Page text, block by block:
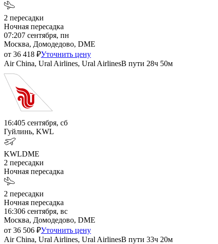
2 пересадки
Ночная пересадка
07:207 сентября, пн
Москва, Домодедово, DME
от 36 418 ₽Уточнить цену
Air China, Ural Airlines, Ural AirlinesВ пути 28ч 50м
16:405 сентября, сб
Гуйлинь, KWL
KWLDME
2 пересадки
Ночная пересадка
2 пересадки
Ночная пересадка
16:306 сентября, вс
Москва, Домодедово, DME
от 36 506 ₽Уточнить цену
Air China, Ural Airlines, Ural AirlinesВ пути 33ч 20м